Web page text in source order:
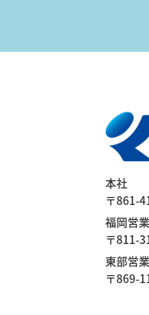
本社
〒861-
福岡営
〒811-
東部営
〒869-